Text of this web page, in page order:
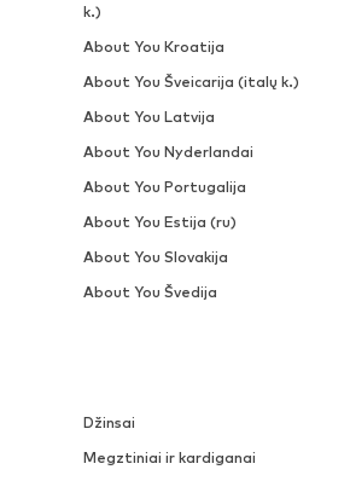
Džinsai
Megztiniai ir kardiganai
k.)
About You Kroatija
About You Šveicarija (italų k.)
About You Latvija
About You Nyderlandai
About You Portugalija
About You Estija (ru)
About You Slovakija
About You Švedija